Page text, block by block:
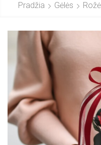
Pradžia Gėlės